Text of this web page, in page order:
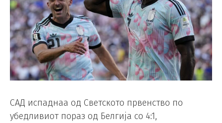
САД испаднаа од Светското првенство по
убедливиот пораз од Белгија со 4:1,